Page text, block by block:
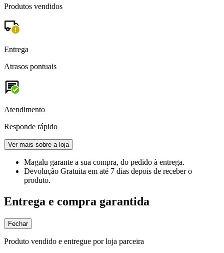
Produtos vendidos
Entrega
Atrasos pontuais
Atendimento
Responde rápido
Ver mais sobre a loja
Magalu garante a sua compra, do pedido à entrega.
Devolução Gratuita em até 7 dias depois de receber o
produto.
Entrega e compra garantida
Fechar
Produto vendido e entregue por loja parceira